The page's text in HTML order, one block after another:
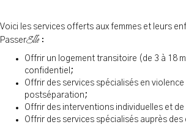
Voici les services offerts aux femmes et leurs
PasserElle :
Offrir un logement transitoire (de 3 à 18
confidentiel;
Offrir des services spécialisés en
postséparation;
Offrir des interventions individuelles et de
Offrir des services spécialisés auprès